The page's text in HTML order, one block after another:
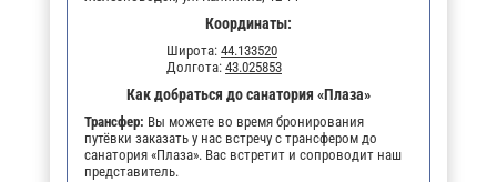
Координаты:
Широта: 44.133520
Долгота: 43.025853
Как добраться до санатория «Плаза»
Трансфер: Вы можете во время бронирования
путёвки заказать у нас встречу с трансфером до
санатория «Плаза». Вас встретит и сопроводит наш
представитель.